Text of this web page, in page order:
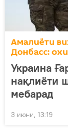
Амалиёти
Донбасс:
Украина
нақлиёти
мебарад
3 июни, 13:19